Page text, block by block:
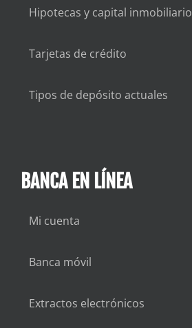
Hipotecas y capital inmobiliario
Tarjetas de crédito
Tipos de depósito actuales
BANCA EN LÍNEA
Mi cuenta
Banca móvil
Extractos electrónicos